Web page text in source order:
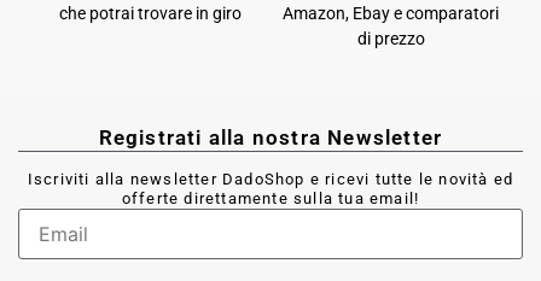
che potrai trovare in giro
Amazon, Ebay e comparatori
di prezzo
Registrati alla nostra Newsletter
Iscriviti alla newsletter DadoShop e ricevi tutte le novità ed
offerte direttamente sulla tua email!